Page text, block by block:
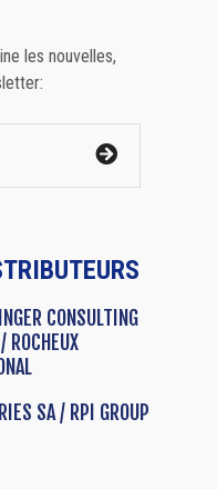
les nouvelles,
CONSULTING
ROCHEUX
SA / RPI GROUP